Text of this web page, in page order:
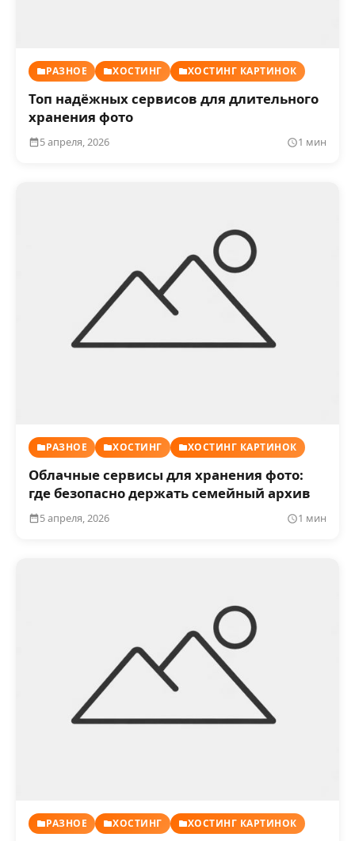
РАЗНОЕ ХОСТИНГ ХОСТИНГ КАРТИНОК
Топ надёжных сервисов для длительного
хранения фото
5 апреля, 2026 1 мин
РАЗНОЕ ХОСТИНГ ХОСТИНГ КАРТИНОК
Облачные сервисы для хранения фото:
где безопасно держать семейный архив
5 апреля, 2026 1 мин
РАЗНОЕ ХОСТИНГ ХОСТИНГ КАРТИНОК